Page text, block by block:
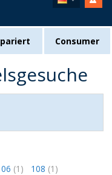
Consumer
(1) 108 (1)